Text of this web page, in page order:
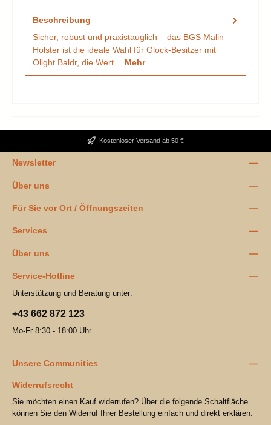
Beschreibung
Sicher, robust und praxistauglich – das BGS Malin
Holster ist die ideale Wahl für Glock-Besitzer mit
Olight Baldr, die Wert… Mehr
Kostenloser Versand ab 50 €
Newsletter
Über uns
Für Sie vor Ort / Öffnungszeiten
Services
Über uns
Service-Hotline
Unterstützung und Beratung unter:
+43 662 872 123
Mo-Fr 8:30 - 18:00 Uhr
Unsere Communities
Widerrufsrecht
Sie möchten einen Kauf widerrufen? Über die folgende Schaltfläche
können Sie den Widerruf Ihrer Bestellung einfach und direkt erklären.